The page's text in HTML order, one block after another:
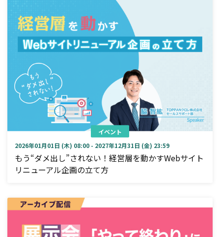
イベント
2026年01月01日 (木) 08:00 - 2027年12月31日 (金) 23:59
もう“ダメ出し”されない！経営層を動かすWebサイト
リニューアル企画の立て方